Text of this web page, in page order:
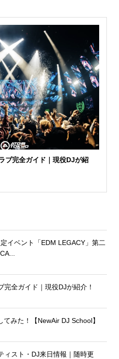
ブ完全ガイド｜現役DJが紹
イベント「EDM LEGACY」第二
完全ガイド｜現役DJが紹介！
みた！【NewAir DJ School】
ィスト・DJ来日情報｜随時更